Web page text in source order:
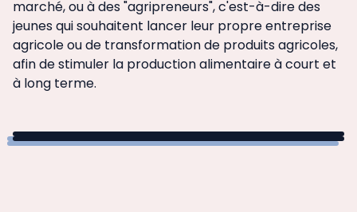
marché, ou à des "agripreneurs", c'est-à-dire des
jeunes qui souhaitent lancer leur propre entreprise
agricole ou de transformation de produits agricoles,
afin de stimuler la production alimentaire à court et
à long terme.